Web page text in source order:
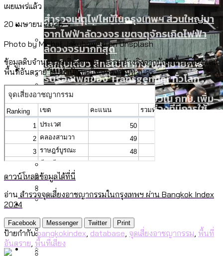
สำรวจร่างงบปี 70 ของ กทม. สำนักการ
จราจรฯ เพิ่ม 150% มีเพียง 5 เขตที่งบเพิ่ม
โดยเขตจตุจักรสูงสุด
ใหม่จะมีงบฯ ประมาณเท่าไร
สำรวจเหตุไฟไหม้ในกรุงเทพฯ ส่วนใหญ่มา
จากไฟฟ้าลัดวงจร เขตจตุจักรเกิดไฟฟ้า
ลัดวงจรมากที่สุด
สวนสาธารณะและพื้นที่สีเขียวใน กทม. เพิ่ม
ขึ้นและเข้าถึงได้มากน้อยแค่ไหน
ขยะมูลฝอย 2568 [ข้อมูลดิบ]
ฉะเชิงเทรา นครปฐม และล่าสุดที่กาญจนบุรี
Culture
โลกใบเดียว สิทธิไม่เท่ากัน: กฎหมายการ
รับรองเพศของ Transgender ทั่วโลก
ประเทศไหนทำได้บ้าง?
สำรวจ Hate Speech ที่ถูกผลิตซ้ำผ่าน
วิดีโอ AI ในช่วงความขัดแย้งไทย-กัมพูชา
[ข้อมูลดิบ]
ความเกลียดชังที่ขายได้ : สำรวจ Hate
Speech ที่ถูกผลิตซ้ำผ่านวิดีโอ AI ในช่วง
Economy
เมกะโปรเจ็กต์ของ กทม. ในช่วงที่มีการใช้
งบคาบเกี่ยวในยุคชัชชาติ มีอะไร ใช้งบแค่
ไหน
ค่าฝุ่นในกรุงเทพฯ 2025 เทียบกับจำนวน
ควันบุหรี่ที่เข้าปอด [ข้อมูลดิบ]
Future
สังคมผู้สูงอายุไทย [ข้อมูลดิบ]
สำรวจสังคมผู้สูงอายุไทย : 6 จังหวัดเป็น
สังคมสูงวัยระดับสุดยอด และ 64 จังหวัดที่
ตายมากกว่าเกิด
Database
สังคมผู้สูงอายุไทย [ข้อมูลดิบ]
สำรวจเหตุไฟไหม้ในกรุงเทพฯ 2568
Project
Bangkok Index
Bangkok Index 2022
DEMO Thailand
About Us
เผยแพร่แล้ว
20 เมษายน 2025
Photo by Michał Jakubowski on Unsplash
ข้อมูลดิบจำนวนจุดเสี่ยงอาชญากรรม อ้างอิงจากบัญชีพื้นที่เสี่ยงและ
พื้นที่อันตราย โดยสำนักเทศกิจ กรุงเทพมหานคร
ดาวน์โหลดข้อมูลได้ที่นี่
อ่าน สำรวจจุดเสี่ยงอาชญากรรมในกรุงเทพฯ ผ่าน Bangkok Index
2024
Facebook Messenger Twitter Print
ป้ายกำกับ:bangkokindex database จุดเสี่ยงอาชญากรรม พื้นที่
อันตราย พื้นที่เสี่ยง